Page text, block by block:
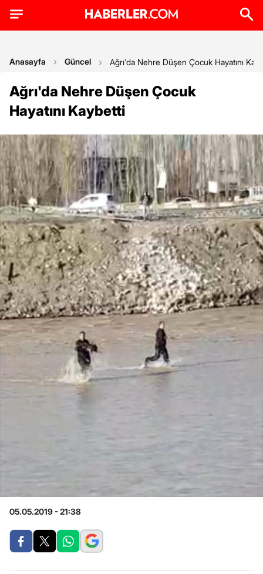
Anasayfa Güncel Ağrı'da Nehre Düşen Çocuk Hayatını
Ağrı'da Nehre Düşen Çocuk
Hayatını Kaybetti
05.05.2019 - 21:38